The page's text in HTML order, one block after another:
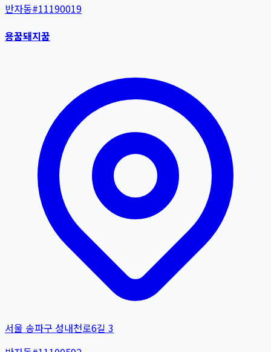
반자동#11190019
용꿈돼지꿈
서울 송파구 성내천로6길 3